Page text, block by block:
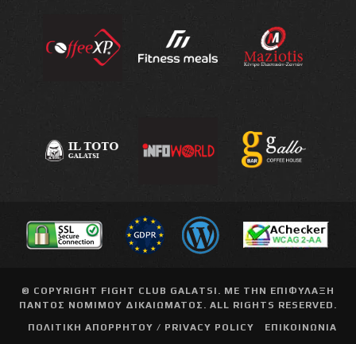
© COPYRIGHT FIGHT CLUB GALATSI . ΜΕ ΤΗΝ ΕΠΙΦΥΛΑΞΗ
ΠΑΝΤΟΣ ΝΟΜΙΜΟΥ ΔΙΚΑΙΩΜΑΤΟΣ. ALL RIGHTS RESERVED.
ΠΟΛΙΤΙΚΗ ΑΠΟΡΡΗΤΟΥ / PRIVACY POLICY
ΕΠΙΚΟΙΝΩΝΙΑ